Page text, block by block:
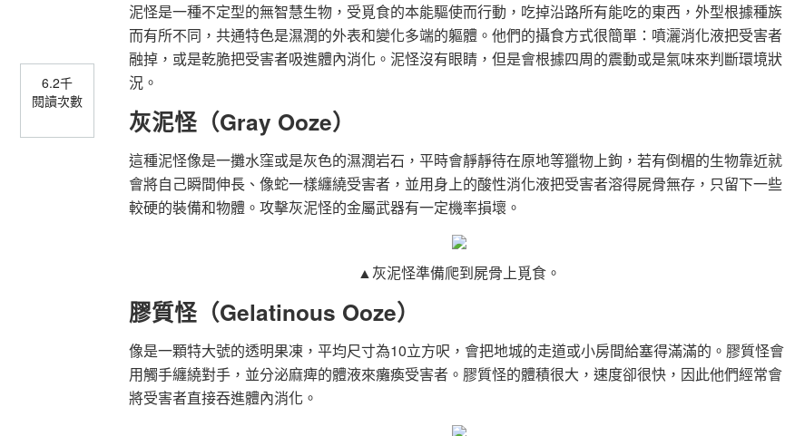
6.2千
閱讀次數
泥怪是一種不定型的無智慧生物，受覓食的本能驅使而行動，吃掉沿路所有能吃的東西，外型根據種族
而有所不同，共通特色是濕潤的外表和變化多端的軀體。他們的攝食方式很簡單：噴灑消化液把受害者
融掉，或是乾脆把受害者吸進體內消化。泥怪沒有眼睛，但是會根據四周的震動或是氣味來判斷環境狀
況。
灰泥怪（Gray Ooze）
這種泥怪像是一攤水窪或是灰色的濕潤岩石，平時會靜靜待在原地等獵物上鉤，若有倒楣的生物靠近就
會將自己瞬間伸長、像蛇一樣纏繞受害者，並用身上的酸性消化液把受害者溶得屍骨無存，只留下一些
較硬的裝備和物體。攻擊灰泥怪的金屬武器有一定機率損壞。
▲灰泥怪準備爬到屍骨上覓食。
膠質怪（Gelatinous Ooze）
像是一顆特大號的透明果凍，平均尺寸為10立方呎，會把地城的走道或小房間給塞得滿滿的。膠質怪會
用觸手纏繞對手，並分泌麻痺的體液來癱瘓受害者。膠質怪的體積很大，速度卻很快，因此他們經常會
將受害者直接吞進體內消化。